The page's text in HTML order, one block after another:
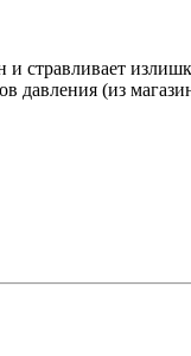
и стравливает
давления (из